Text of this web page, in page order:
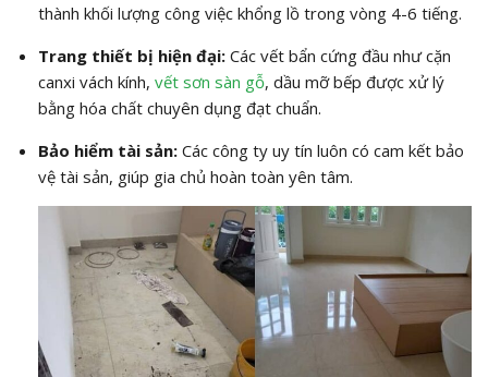
thành khối lượng công việc khổng lồ trong vòng 4-6 tiếng.
Trang thiết bị hiện đại:Các vết bẩn cứng đầu như cặn
canxi vách kính, vết sơn sàn gỗ, dầu mỡ bếp được xử lý
bằng hóa chất chuyên dụng đạt chuẩn.
Bảo hiểm tài sản:Các công ty uy tín luôn có cam kết bảo
vệ tài sản, giúp gia chủ hoàn toàn yên tâm.